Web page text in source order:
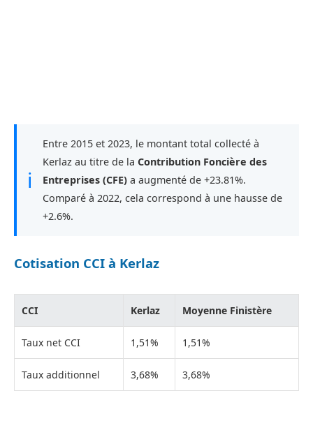
ℹ
Entre 2015 et 2023, le montant total collecté à
Kerlaz au titre de la Contribution Foncière des
Entreprises (CFE) a augmenté de +23.81%.
Comparé à 2022, cela correspond à une hausse de
+2.6%.
Cotisation CCI à Kerlaz
CCI Kerlaz Moyenne Finistère
Taux net CCI 1,51% 1,51%
Taux additionnel 3,68% 3,68%